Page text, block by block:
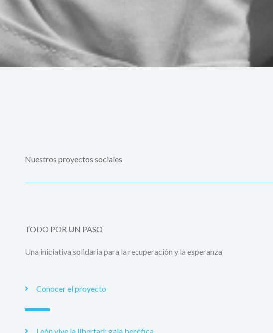
Nuestros proyectos sociales
TODO POR UN PASO
Una iniciativa solidaria para la recuperación y la esperanza
Conocer el proyecto
León vive la libertad: gala benéfica